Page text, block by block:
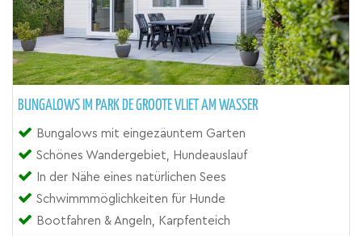
BUNGALOWS IM PARK DE GROOTE VLIET AM WASSER
Bungalows mit eingezäuntem Garten
Schönes Wandergebiet, Hundeauslauf
In der Nähe eines natürlichen Sees
Schwimmmöglichkeiten für Hunde
Bootfahren & Angeln, Karpfenteich